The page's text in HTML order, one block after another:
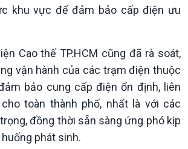
lận
đảo
Mùa vàng
Biển đảo Việt Nam
Tâm tình biên giới và hải
đảo
Tìm hiểu biển, đảo Việt
Nam
khu vực để đảm bảo cấp điện ưu
Cao thế TP.HCM cũng đã rà soát,
vận hành của các trạm điện thuộc
bảo cung cấp điện ổn định, liên
toàn thành phố, nhất là với các
đồng thời sẵn sàng ứng phó kịp
phát sinh.